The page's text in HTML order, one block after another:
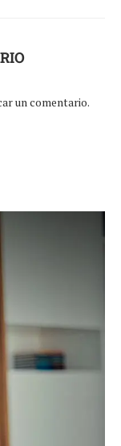
un comentario.